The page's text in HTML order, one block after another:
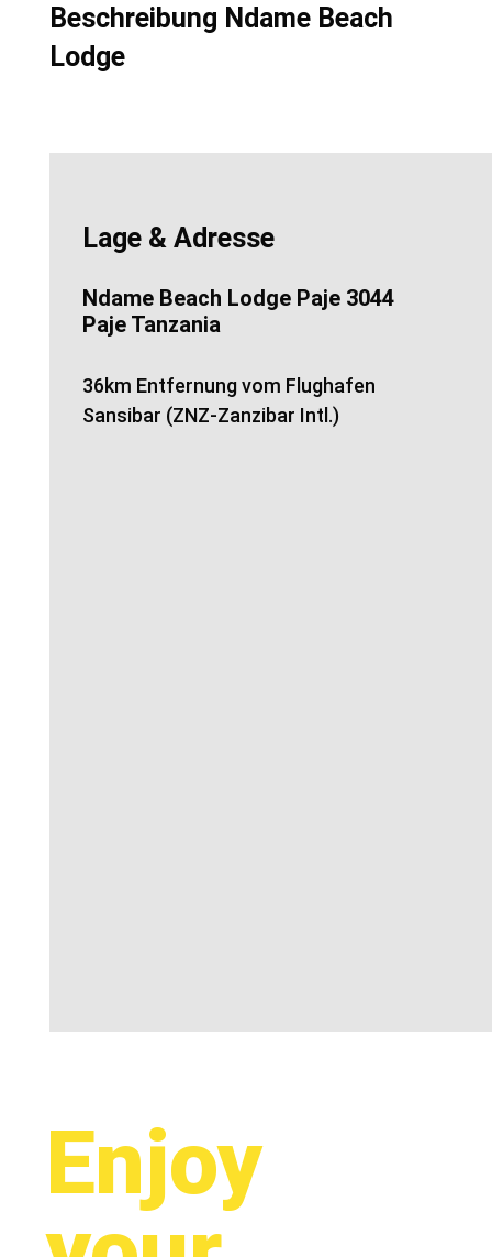
Beschreibung Ndame Beach
Lodge
Lage & Adresse
Ndame Beach Lodge Paje 3044
Paje Tanzania
36km Entfernung vom Flughafen
Sansibar (ZNZ-Zanzibar Intl.)
Enjoy